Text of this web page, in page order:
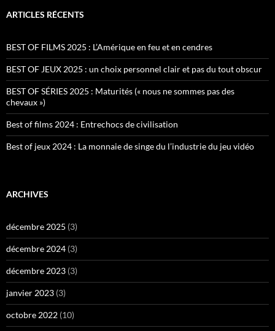
ARTICLES RÉCENTS
BEST OF FILMS 2025 : L’Amérique en feu et en cendres
BEST OF JEUX 2025 : un choix personnel clair et pas du tout obscur
BEST OF SÉRIES 2025 : Maturités (« nous ne sommes pas des
chevaux »)
Best of films 2024 : Entrechocs de civilisation
Best of jeux 2024 : La monnaie de singe du l’industrie du jeu vidéo
ARCHIVES
décembre 2025 (3)
décembre 2024 (3)
décembre 2023 (3)
janvier 2023 (3)
octobre 2022 (10)